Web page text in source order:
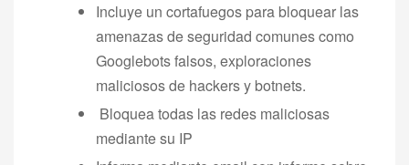
Incluye un cortafuegos para bloquear las
amenazas de seguridad comunes como
Googlebots falsos, exploraciones
maliciosos de hackers y botnets.
Bloquea todas las redes maliciosas
mediante su IP